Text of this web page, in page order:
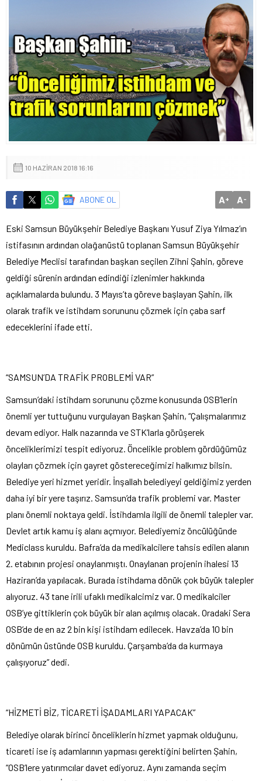
10 HAZIRAN 2018 16:16
ABONE OL A+ A-
Eski Samsun Büyükşehir Belediye Başkanı Yusuf Ziya Yılmaz’ın
istifasının ardından olağanüstü toplanan Samsun Büyükşehir
Belediye Meclisi tarafından başkan seçilen Zihni Şahin, göreve
geldiği sürenin ardından edindiği izlenimler hakkında
açıklamalarda bulundu. 3 Mayıs’ta göreve başlayan Şahin, ilk
olarak trafik ve istihdam sorununu çözmek için çaba sarf
edeceklerini ifade etti.
“SAMSUN’DA TRAFİK PROBLEMİ VAR”
Samsun’daki istihdam sorununu çözme konusunda OSB’lerin
önemli yer tuttuğunu vurgulayan Başkan Şahin, “Çalışmalarımız
devam ediyor. Halk nazarında ve STK’larla görüşerek
önceliklerimizi tespit ediyoruz. Öncelikle problem gördüğümüz
olayları çözmek için gayret göstereceğimizi halkımız bilsin.
Belediye yeri hizmet yeridir. İnşallah belediyeyi geldiğimiz yerden
daha iyi bir yere taşırız. Samsun’da trafik problemi var. Master
planı önemli noktaya geldi. İstihdamla ilgili de önemli talepler var.
Devlet artık kamu iş alanı açmıyor. Belediyemiz öncülüğünde
Mediclass kuruldu. Bafra’da da medikalcilere tahsis edilen alanın
2. etabının projesi onaylanmıştı. Onaylanan projenin ihalesi 13
Haziran’da yapılacak. Burada istihdama dönük çok büyük talepler
alıyoruz. 43 tane irili ufaklı medikalcimiz var. O medikalciler
OSB’ye gittiklerin çok büyük bir alan açılmış olacak. Oradaki Sera
OSB’de de en az 2 bin kişi istihdam edilecek. Havza’da 10 bin
dönümün üstünde OSB kuruldu. Çarşamba’da da kurmaya
çalışıyoruz” dedi.
“HİZMETİ BİZ, TİCARETİ İŞADAMLARI YAPACAK”
Belediye olarak birinci önceliklerin hizmet yapmak olduğunu,
ticareti ise iş adamlarının yapması gerektiğini belirten Şahin,
“OSB’lere yatırımcılar davet ediyoruz. Aynı zamanda seçim